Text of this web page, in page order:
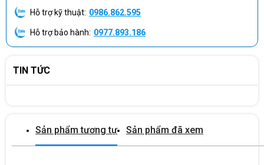
phòng.
- Hỗ trợ kiểm tra cấu hình, Windows, RAM, SSD, bảo hành và phụ
- Tư vấn phương án nâng cấp RAM/SSD nếu cần triển khai lâu
dài.
Hỗ trợ kỹ thuật: 0986.862.595
Hỗ trợ bảo hành: 0977.893.186
TIN TỨC
Sản phẩm tương tự Sản phẩm đã xem